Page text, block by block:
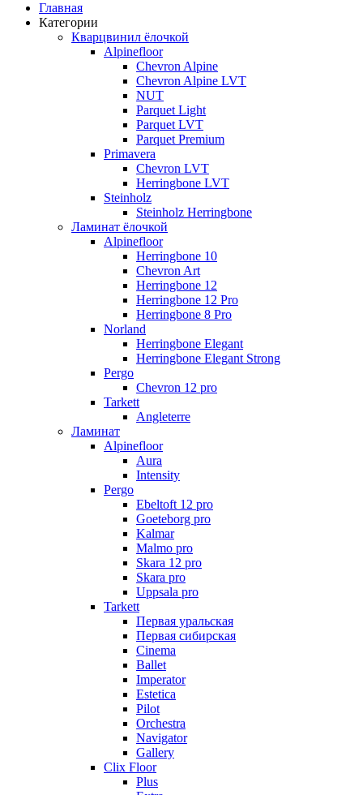
Главная
Категории
Кварцвинил ёлочкой
Alpinefloor
Chevron Alpine
Chevron Alpine LVT
NUT
Parquet Light
Parquet LVT
Parquet Premium
Primavera
Chevron LVT
Herringbone LVT
Steinholz
Steinholz Herringbone
Ламинат ёлочкой
Alpinefloor
Herringbone 10
Chevron Art
Herringbone 12
Herringbone 12 Pro
Herringbone 8 Pro
Norland
Herringbone Elegant
Herringbone Elegant Strong
Pergo
Chevron 12 pro
Tarkett
Angleterre
Ламинат
Alpinefloor
Aura
Intensity
Pergo
Ebeltoft 12 pro
Goeteborg pro
Kalmar
Malmo pro
Skara 12 pro
Skara pro
Uppsala pro
Tarkett
Первая уральская
Первая сибирская
Cinema
Ballet
Imperator
Estetica
Pilot
Orchestra
Navigator
Gallery
Clix Floor
Plus